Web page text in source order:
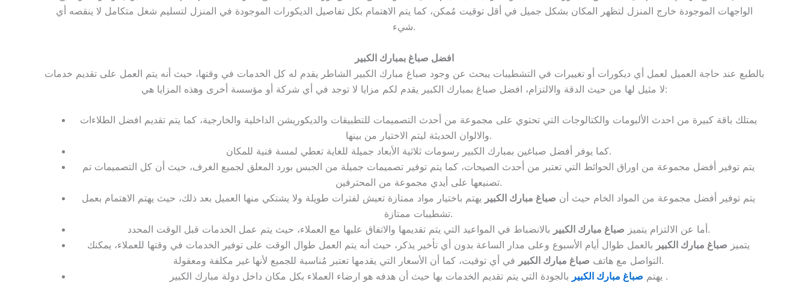
الواجهات الموجودة خارج المنزل لتظهر المكان بشكل جميل في أقل توقيت مُمكن، كما يتم الاهتمام بكل تفاصيل الديكورات الموجودة في المنزل لتسليم شغل متكامل لا ينقصه أي
شيء.
افضل صباغ بمبارك الكبير
بالطبع عند حاجة العميل لعمل أي ديكورات أو تغييرات في التشطيبات يبحث عن وجود صباغ مبارك الكبير الشاطر يقدم له كل الخدمات في وقتها، حيث أنه يتم العمل على تقديم خدمات
لا مثيل لها من حيث الدقة والالتزام، افضل صباغ بمبارك الكبير يقدم لكم مزايا لا توجد في أي شركة أو مؤسسة أخرى وهذه المزايا هي:
يمتلك باقة كبيرة من احدث الألبومات والكتالوجات التي تحتوي على مجموعة من أحدث التصميمات للتطبيقات والديكوريشن الداخلية والخارجية، كما يتم تقديم افضل الطلاءات
والالوان الحديثة ليتم الاختيار من بينها.
كما يوفر أفضل صباغين بمبارك الكبير رسومات ثلاثية الأبعاد جميلة للغاية تعطي لمسة فنية للمكان.
يتم توفير أفضل مجموعة من اوراق الحوائط التي تعتبر من أحدث الصيحات، كما يتم توفير تصميمات جميلة من الجبس بورد المعلق لجميع الغرف، حيث أن كل التصميمات تم
تصنيعها على أيدي مجموعة من المحترفين.
يتم توفير أفضل مجموعة من المواد الخام حيث أن صباغ مبارك الكبير يهتم باختيار مواد ممتازة تعيش لفترات طويلة ولا يشتكي منها العميل بعد ذلك، حيث يهتم الاهتمام بعمل
تشطيبات ممتازة.
أما عن الالتزام يتميز صباغ مبارك الكبير
بالانضباط في المواعيد التي يتم تقديمها والاتفاق عليها مع العملاء، حيث يتم عمل الخدمات قبل الوقت المحدد.
يتميز صباغ مبارك الكبير بالعمل طوال أيام الأسبوع وعلى مدار الساعة بدون أي تأخير يذكر، حيث أنه يتم العمل طوال الوقت على توفير الخدمات في وقتها للعملاء، يمكنك
التواصل مع هاتف صباغ مبارك الكبير
في أي توقيت، كما أن الأسعار التي يقدمها تعتبر مُناسبة للجميع لأنها غير مكلفة ومعقولة.
يهتم صباغ مبارك الكبير بالجودة التي يتم تقديم الخدمات بها حيث أن هدفه هو ارضاء العملاء بكل مكان داخل دولة مبارك الكبير .